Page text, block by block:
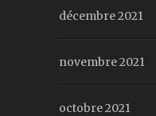
décembre 2021
novembre 2021
octobre 2021